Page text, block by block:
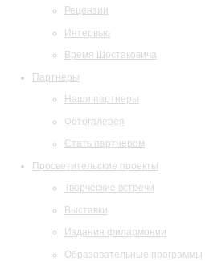
Рецензии
Интервью
Время Шостаковича
Партнеры
Наши партнеры
Фотогалерея
Стать партнером
Просветительские проекты
Творческие встречи
Выставки
Издания филармонии
Образовательные программы